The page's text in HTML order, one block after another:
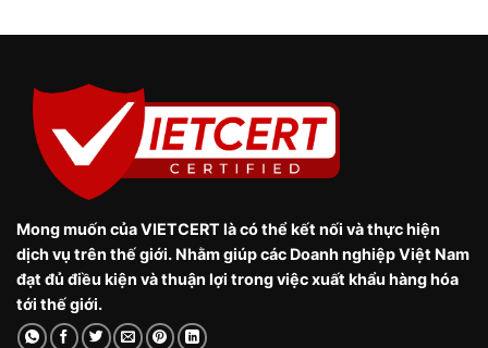
Mong muốn của VIETCERT là có thể kết nối và thực hiện
dịch vụ trên thế giới. Nhằm giúp các Doanh nghiệp Việt Nam
đạt đủ điều kiện và thuận lợi trong việc xuất khẩu hàng hóa
tới thế giới.